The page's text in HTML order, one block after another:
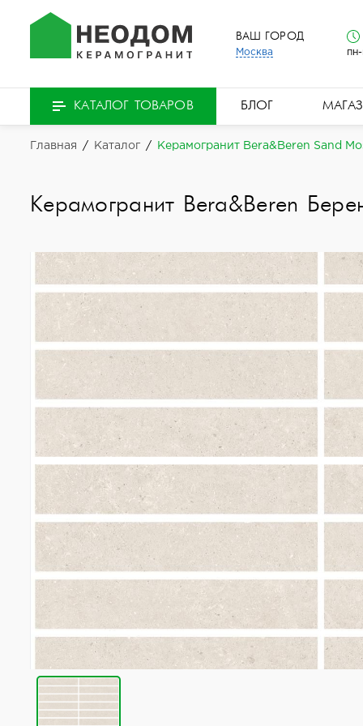
ВАШ ГОРОД
Москва
КАТАЛОГ ТОВАРОВ БЛОГ
Главная / Каталог / Керамогранит Bera&Beren Sand
Керамогранит Bera&Beren